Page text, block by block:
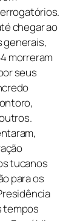
chegar ao
generais,
morreram
seus
tucanos
para os
tempos